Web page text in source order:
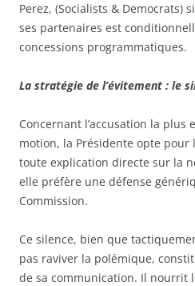
Perez, (Socialists & Democrats)
ses partenaires est
concessions programmatiques.
La stratégie de l’évitement : le
Concernant l’accusation la plus
motion, la Présidente opte
toute explication directe sur la
elle préfère une défense
Commission.
Ce silence, bien que
pas raviver la polémique,
de sa communication. Il nourrit